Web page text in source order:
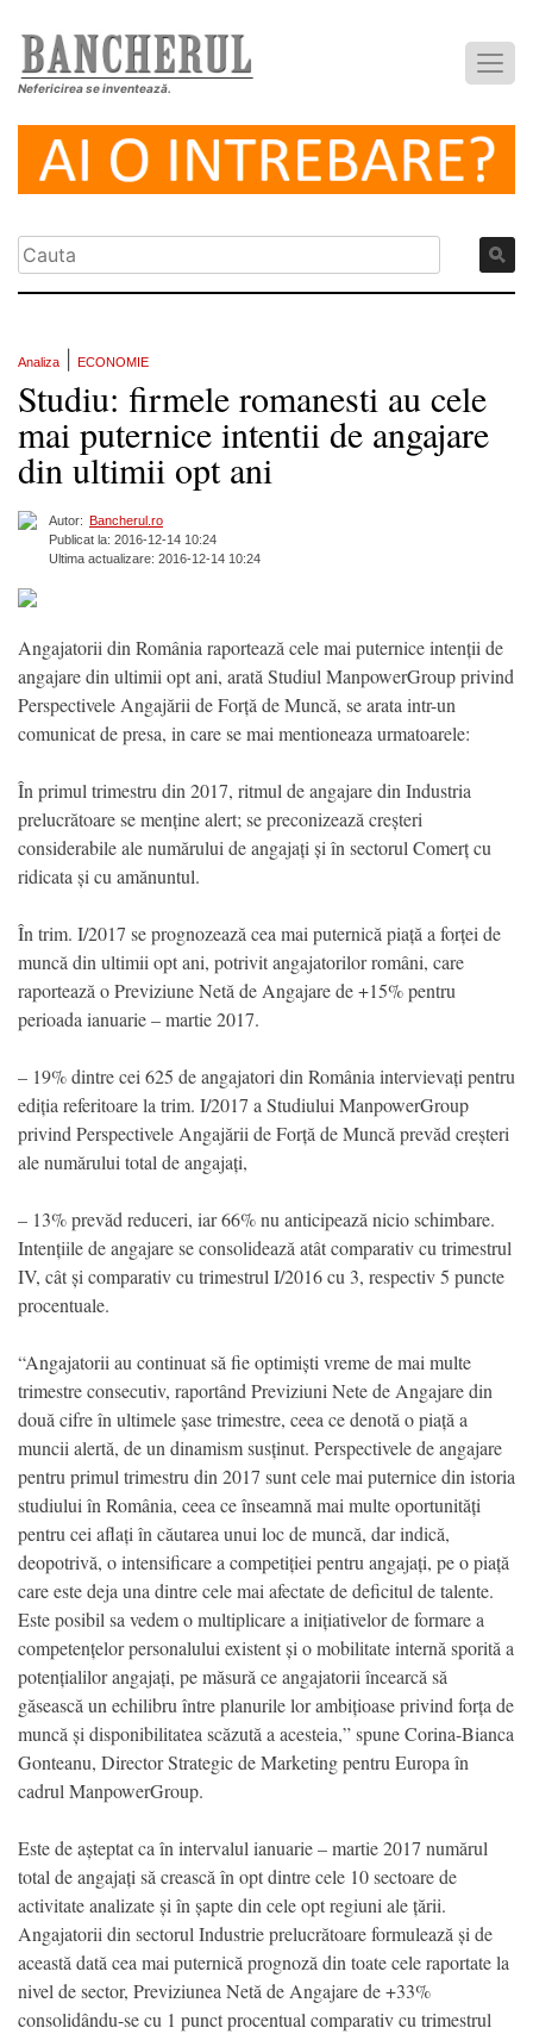
Nefericirea se inventează.
Analiza ECONOMIE
Studiu: firmele romanesti au cele
mai puternice intentii de angajare
din ultimii opt ani
Autor: Bancherul.ro
Publicat la: 2016-12-14 10:24
Ultima actualizare: 2016-12-14 10:24
Angajatorii din România raportează cele mai puternice intenții de
angajare din ultimii opt ani, arată Studiul ManpowerGroup privind
Perspectivele Angajării de Forță de Muncă, se arata intr-un
comunicat de presa, in care se mai mentioneaza urmatoarele:
În primul trimestru din 2017, ritmul de angajare din Industria
prelucrătoare se menține alert; se preconizează creșteri
considerabile ale numărului de angajați și în sectorul Comerț cu
ridicata și cu amănuntul.
În trim. I/2017 se prognozează cea mai puternică piață a forței de
muncă din ultimii opt ani, potrivit angajatorilor români, care
raportează o Previziune Netă de Angajare de +15% pentru
perioada ianuarie – martie 2017.
– 19% dintre cei 625 de angajatori din România intervievați pentru
ediția referitoare la trim. I/2017 a Studiului ManpowerGroup
privind Perspectivele Angajării de Forță de Muncă prevăd creșteri
ale numărului total de angajați,
– 13% prevăd reduceri, iar 66% nu anticipează nicio schimbare.
Intențiile de angajare se consolidează atât comparativ cu trimestrul
IV, cât și comparativ cu trimestrul I/2016 cu 3, respectiv 5 puncte
procentuale.
“Angajatorii au continuat să fie optimiști vreme de mai multe
trimestre consecutiv, raportând Previziuni Nete de Angajare din
două cifre în ultimele șase trimestre, ceea ce denotă o piață a
muncii alertă, de un dinamism susținut. Perspectivele de angajare
pentru primul trimestru din 2017 sunt cele mai puternice din istoria
studiului în România, ceea ce înseamnă mai multe oportunități
pentru cei aflați în căutarea unui loc de muncă, dar indică,
deopotrivă, o intensificare a competiției pentru angajați, pe o piață
care este deja una dintre cele mai afectate de deficitul de talente.
Este posibil sa vedem o multiplicare a inițiativelor de formare a
competențelor personalului existent și o mobilitate internă sporită a
potențialilor angajați, pe măsură ce angajatorii încearcă să
găsească un echilibru între planurile lor ambițioase privind forța de
muncă și disponibilitatea scăzută a acesteia,” spune Corina-Bianca
Gonteanu, Director Strategic de Marketing pentru Europa în
cadrul ManpowerGroup.
Este de așteptat ca în intervalul ianuarie – martie 2017 numărul
total de angajați să crească în opt dintre cele 10 sectoare de
activitate analizate și în șapte din cele opt regiuni ale țării.
Angajatorii din sectorul Industrie prelucrătoare formulează și de
această dată cea mai puternică prognoză din toate cele raportate la
nivel de sector, Previziunea Netă de Angajare de +33%
consolidându-se cu 1 punct procentual comparativ cu trimestrul